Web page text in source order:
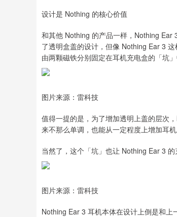
设计是 Nothing 的核心价值
和其他 Nothing 的产品一样，Nothing Ear
了透明盒盖的设计，但像 Nothing Ear 3
由两颗磁铁分别固定在耳机充电盒的「坑
图片来源：雷科技
值得一提的是，为了增加透明上盖的层次
来不那么单调，也能从一定程度上增加耳
当然了，这个「坑」也让 Nothing Ear 3 的
图片来源：雷科技
Nothing Ear 3 耳机本体在设计上倒是和